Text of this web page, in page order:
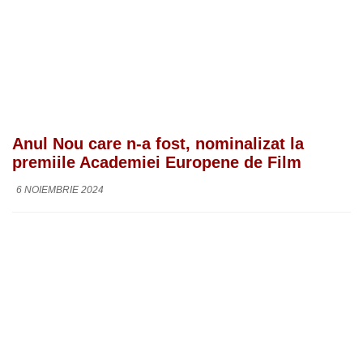
Anul Nou care n-a fost, nominalizat la
premiile Academiei Europene de Film
6 NOIEMBRIE 2024